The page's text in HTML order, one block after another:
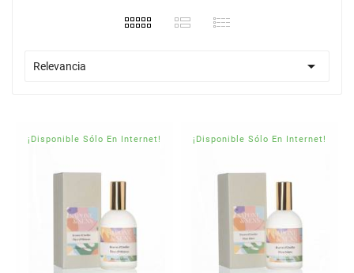
Relevancia 
¡Disponible Sólo En Internet! ¡Disponible Sólo En Internet!